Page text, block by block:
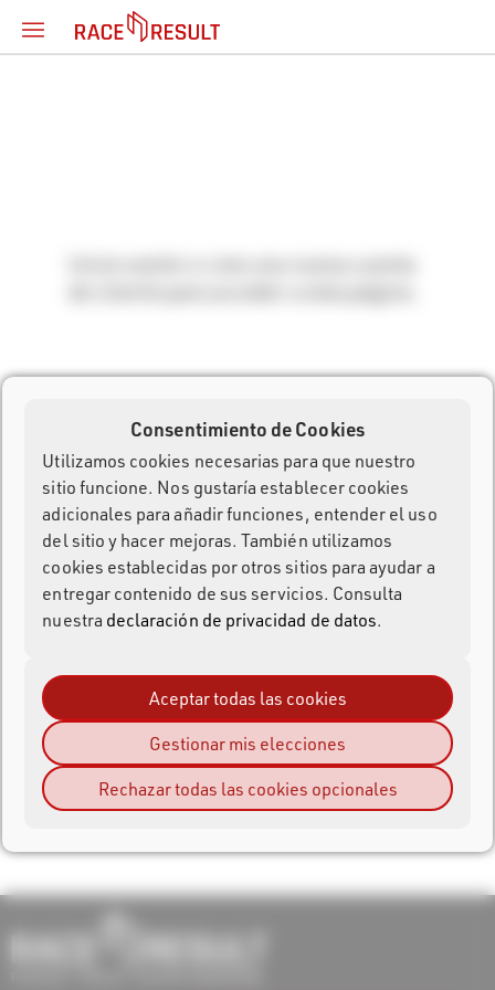
Conexión
Consentimiento de Cookies
Utilizamos cookies necesarias para que nuestro
sitio funcione. Nos gustaría establecer cookies
adicionales para añadir funciones, entender el uso
del sitio y hacer mejoras. También utilizamos
cookies establecidas por otros sitios para ayudar a
entregar contenido de sus servicios. Consulta
nuestra declaración de privacidad de datos.
Aceptar todas las cookies
Gestionar mis elecciones
Rechazar todas las cookies opcionales